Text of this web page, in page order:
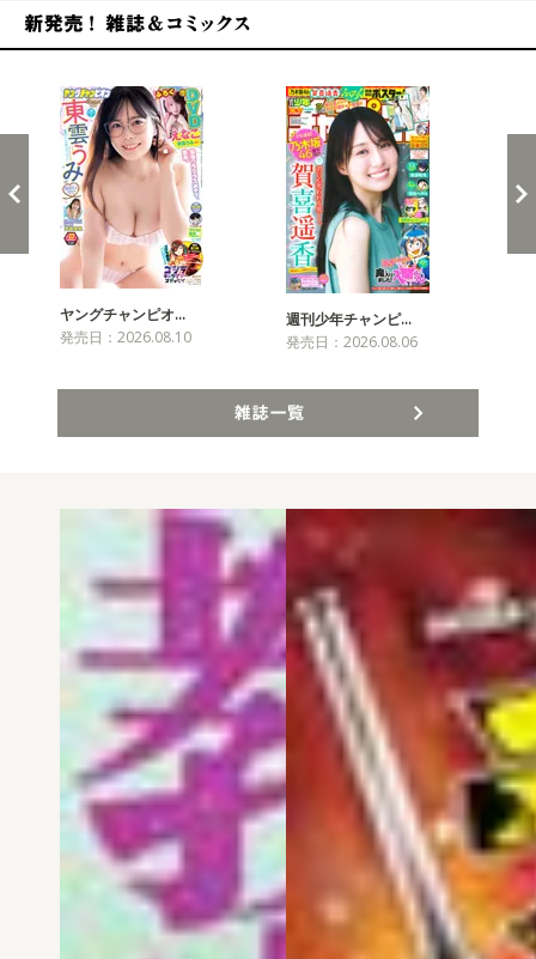
ヤングチャンピオ…
発売日：2026.08.10
週刊少年チャンピ…
発売日：2026.08.06